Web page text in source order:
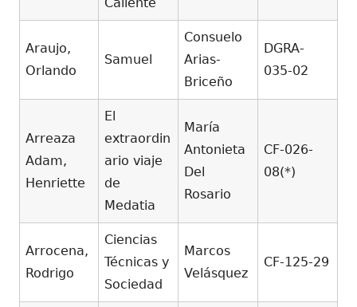
Araujo,
Orlando
Samuel
Consuelo
Arias-
Briceño
DGRA-
035-02
Arreaza
Adam,
Henriette
El
extraordin
ario viaje
de
Medatia
María
Antonieta
Del
Rosario
CF-026-
08(*)
Arrocena,
Rodrigo
Ciencias
Técnicas y
Sociedad
Marcos
Velásquez
CF-125-29